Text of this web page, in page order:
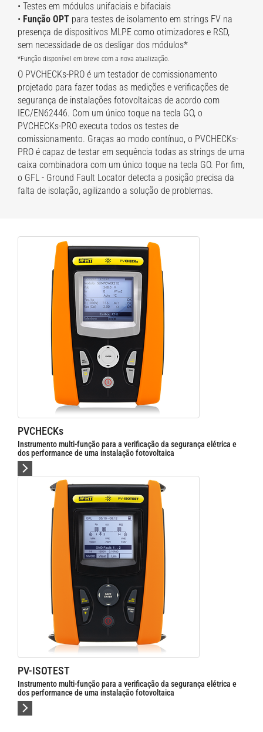
• Testes em módulos unifaciais e bifaciais
• Função OPT para testes de isolamento em strings FV na
presença de dispositivos MLPE como otimizadores e RSD,
sem necessidade de os desligar dos módulos*
*Função disponível em breve com a nova atualização.
O PVCHECKs-PRO é um testador de comissionamento
projetado para fazer todas as medições e verificações de
segurança de instalações fotovoltaicas de acordo com
IEC/EN62446. Com um único toque na tecla GO, o
PVCHECKs-PRO executa todos os testes de
comissionamento. Graças ao modo contínuo, o PVCHECKs-
PRO é capaz de testar em sequência todas as strings de uma
caixa combinadora com um único toque na tecla GO. Por fim,
o GFL - Ground Fault Locator detecta a posição precisa da
falta de isolação, agilizando a solução de problemas.
PVCHECKs
Instrumento multi-função para a verificação da segurança elétrica e
dos performance de uma instalação fotovoltaica
PV-ISOTEST
Instrumento multi-função para a verificação da segurança elétrica e
dos performance de uma instalação fotovoltaica